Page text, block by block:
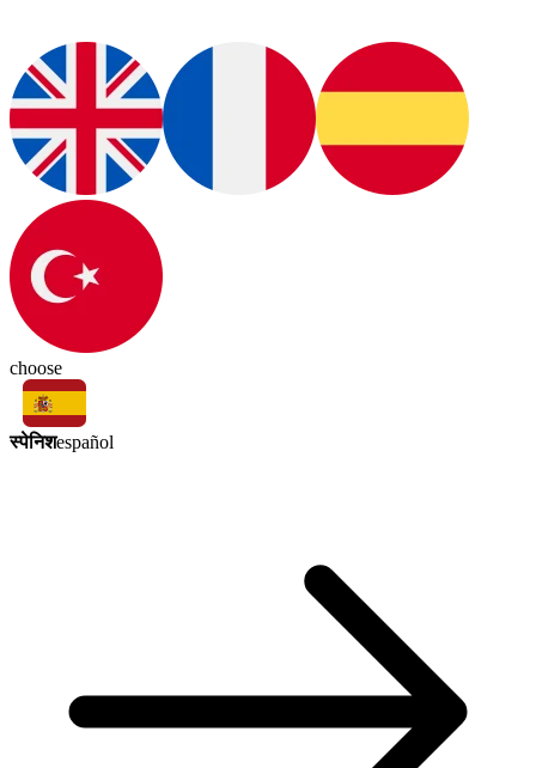
choose
स्पेनिशespañol